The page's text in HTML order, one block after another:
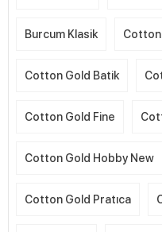
Burcum Klasik
Cotton Gold Batik
Cotton Gold Fine
Cotton Gold Hobby New
Cotton Gold Pratıca